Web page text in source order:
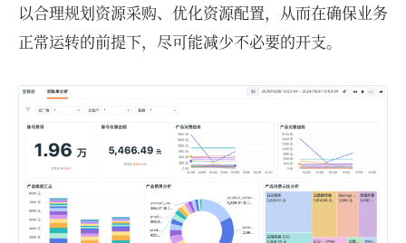
以合理规划资源采购、优化资源配置，从而在确保业务
正常运转的前提下，尽可能减少不必要的开支。